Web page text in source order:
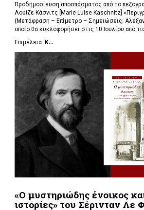
Προδημοσίευση αποσπάσματος από το
Λουίζε Κάσνιτς [Marie Luise Kaschnitz]
(Μετάφραση – Επίμετρο – Σημειώσεις:
οποίο θα κυκλοφορήσει στις 10 Ιουλίου από
Επιμέλεια: Κ...
«Ο μυστηριώδης ένοικος
ιστορίες» του Σέρινταν Λε